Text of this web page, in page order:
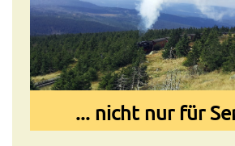
... nicht nur für